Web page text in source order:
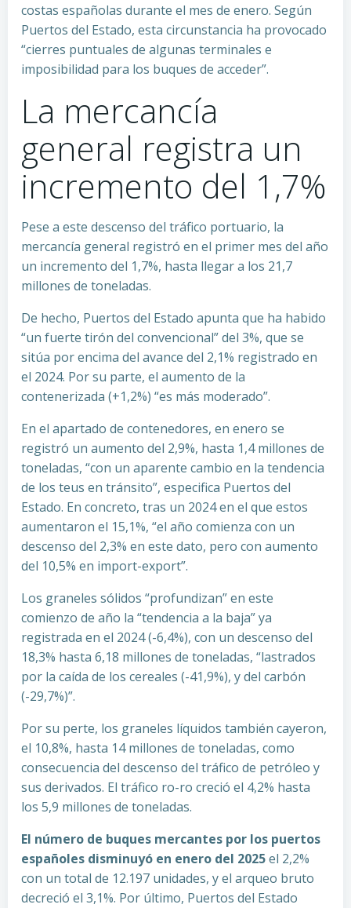
costas españolas durante el mes de enero. Según
Puertos del Estado, esta circunstancia ha provocado
“cierres puntuales de algunas terminales e
imposibilidad para los buques de acceder”.
La mercancía
general registra un
incremento del 1,7%
Pese a este descenso del tráfico portuario, la
mercancía general registró en el primer mes del año
un incremento del 1,7%, hasta llegar a los 21,7
millones de toneladas.
De hecho, Puertos del Estado apunta que ha habido
“un fuerte tirón del convencional” del 3%, que se
sitúa por encima del avance del 2,1% registrado en
el 2024. Por su parte, el aumento de la
contenerizada (+1,2%) “es más moderado”.
En el apartado de contenedores, en enero se
registró un aumento del 2,9%, hasta 1,4 millones de
toneladas, “con un aparente cambio en la tendencia
de los teus en tránsito”, especifica Puertos del
Estado. En concreto, tras un 2024 en el que estos
aumentaron el 15,1%, “el año comienza con un
descenso del 2,3% en este dato, pero con aumento
del 10,5% en import-export”.
Los graneles sólidos “profundizan” en este
comienzo de año la “tendencia a la baja” ya
registrada en el 2024 (-6,4%), con un descenso del
18,3% hasta 6,18 millones de toneladas, “lastrados
por la caída de los cereales (-41,9%), y del carbón
(-29,7%)”.
Por su perte, los graneles líquidos también cayeron,
el 10,8%, hasta 14 millones de toneladas, como
consecuencia del descenso del tráfico de petróleo y
sus derivados. El tráfico ro-ro creció el 4,2% hasta
los 5,9 millones de toneladas.
El número de buques mercantes por los puertos
españoles disminuyó en enero del 2025el 2,2%
con un total de 12.197 unidades, y el arqueo bruto
decreció el 3,1%. Por último, Puertos del Estado